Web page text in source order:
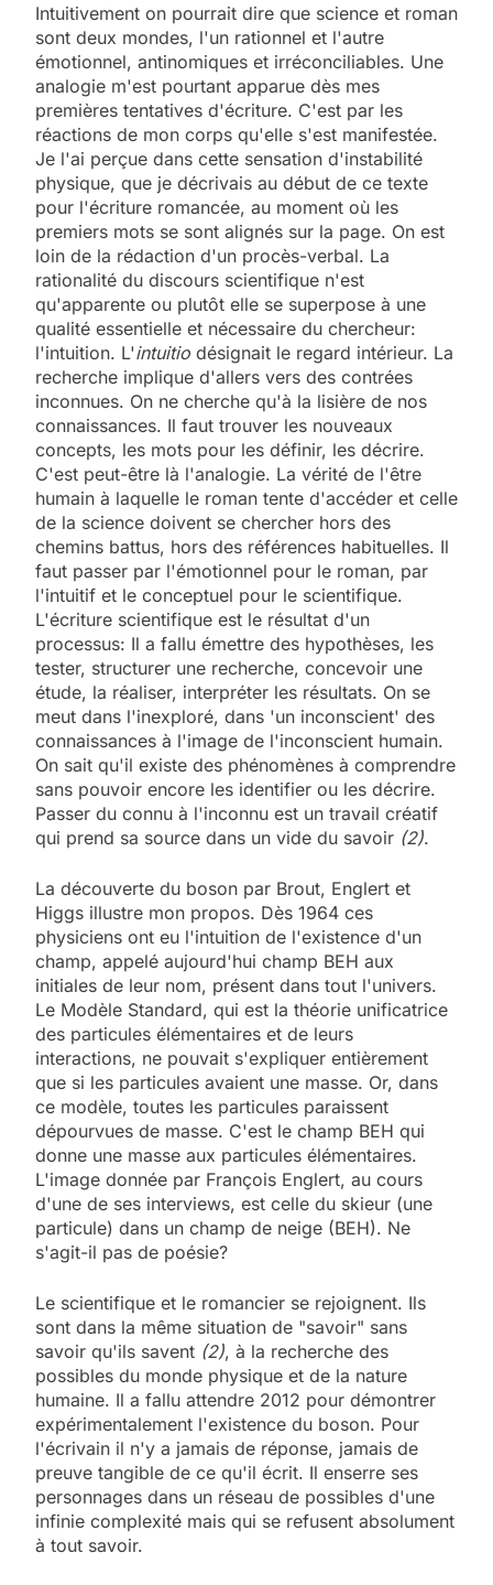
Intuitivement on pourrait dire que science et roman
sont deux mondes, l'un rationnel et l'autre
émotionnel, antinomiques et irréconciliables. Une
analogie m'est pourtant apparue dès mes
premières tentatives d'écriture. C'est par les
réactions de mon corps qu'elle s'est manifestée.
Je l'ai perçue dans cette sensation d'instabilité
physique, que je décrivais au début de ce texte
pour l'écriture romancée, au moment où les
premiers mots se sont alignés sur la page. On est
loin de la rédaction d'un procès-verbal. La
rationalité du discours scientifique n'est
qu'apparente ou plutôt elle se superpose à une
qualité essentielle et nécessaire du chercheur:
l'intuition. L'intuitio désignait le regard intérieur. La
recherche implique d'allers vers des contrées
inconnues. On ne cherche qu'à la lisière de nos
connaissances. Il faut trouver les nouveaux
concepts, les mots pour les définir, les décrire.
C'est peut-être là l'analogie. La vérité de l'être
humain à laquelle le roman tente d'accéder et celle
de la science doivent se chercher hors des
chemins battus, hors des références habituelles. Il
faut passer par l'émotionnel pour le roman, par
l'intuitif et le conceptuel pour le scientifique.
L'écriture scientifique est le résultat d'un
processus: Il a fallu émettre des hypothèses, les
tester, structurer une recherche, concevoir une
étude, la réaliser, interpréter les résultats. On se
meut dans l'inexploré, dans 'un inconscient' des
connaissances à l'image de l'inconscient humain.
On sait qu'il existe des phénomènes à comprendre
sans pouvoir encore les identifier ou les décrire.
Passer du connu à l'inconnu est un travail créatif
qui prend sa source dans un vide du savoir (2).
La découverte du boson par Brout, Englert et
Higgs illustre mon propos. Dès 1964 ces
physiciens ont eu l'intuition de l'existence d'un
champ, appelé aujourd'hui champ BEH aux
initiales de leur nom, présent dans tout l'univers.
Le Modèle Standard, qui est la théorie unificatrice
des particules élémentaires et de leurs
interactions, ne pouvait s'expliquer entièrement
que si les particules avaient une masse. Or, dans
ce modèle, toutes les particules paraissent
dépourvues de masse. C'est le champ BEH qui
donne une masse aux particules élémentaires.
L'image donnée par François Englert, au cours
d'une de ses interviews, est celle du skieur (une
particule) dans un champ de neige (BEH). Ne
s'agit-il pas de poésie?
Le scientifique et le romancier se rejoignent. Ils
sont dans la même situation de "savoir" sans
savoir qu'ils savent (2), à la recherche des
possibles du monde physique et de la nature
humaine. Il a fallu attendre 2012 pour démontrer
expérimentalement l'existence du boson. Pour
l'écrivain il n'y a jamais de réponse, jamais de
preuve tangible de ce qu'il écrit. Il enserre ses
personnages dans un réseau de possibles d'une
infinie complexité mais qui se refusent absolument
à tout savoir.